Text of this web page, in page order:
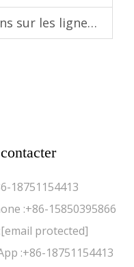
modernes
18751154413
:+86-15850395866
[email protected]
:+86-18751154413